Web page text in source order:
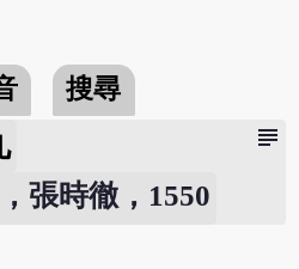
搜尋
subject
張時徹，1550